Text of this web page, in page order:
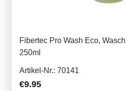
Fibertec Pro Wash Eco,
250ml
Artikel-Nr.: 70141
€9.95